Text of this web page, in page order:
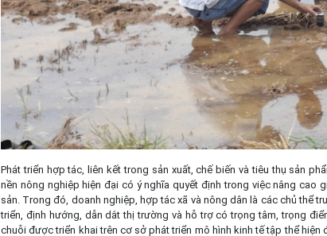
Phát triển hợp tác, liên kết trong sản xuất, chế biến và tiêu thụ sản
nền nông nghiệp hiện đại có ý nghĩa quyết định trong việc nâng cao
sản. Trong đó, doanh nghiệp, hợp tác xã và nông dân là các chủ thể
triển, định hướng, dẫn dắt thị trường và hỗ trợ có trọng tâm, trọng
chuỗi được triển khai trên cơ sở phát triển mô hình kinh tế tập thể